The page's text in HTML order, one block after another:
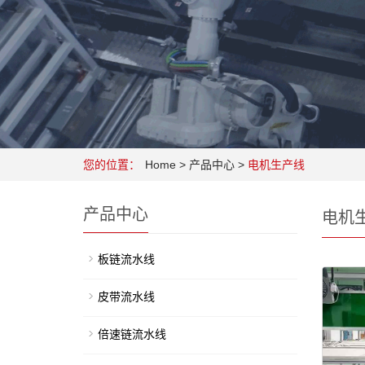
您的位置： Home > 产品中心 > 电机生产线
电机
产品中心
板链流水线
皮带流水线
倍速链流水线